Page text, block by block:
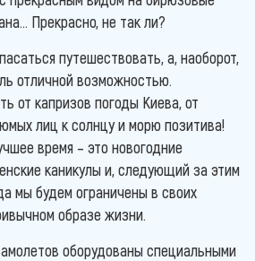
Прекрасно, не так ли?
путешествовать, а, наоборот,
отличной возможностью.
от капризов погоды Киева, от
лиц к солнцу и морю позитива!
время – это новогодние
каникулы и, следующий за этим
мы будем ограничены в своих
образе жизни.
оборудованы специальными